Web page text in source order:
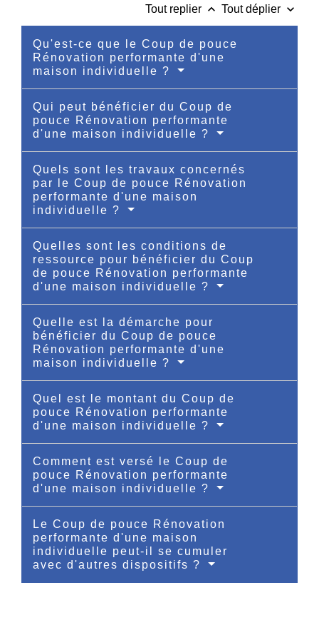
Tout replier keyboard_arrow_up Tout déplier keyboard_arrow_down
Qu'est-ce que le Coup de pouce
Rénovation performante d'une
maison individuelle ?
Qui peut bénéficier du Coup de
pouce Rénovation performante
d'une maison individuelle ?
Quels sont les travaux concernés
par le Coup de pouce Rénovation
performante d'une maison
individuelle ?
Quelles sont les conditions de
ressource pour bénéficier du Coup
de pouce Rénovation performante
d'une maison individuelle ?
Quelle est la démarche pour
bénéficier du Coup de pouce
Rénovation performante d'une
maison individuelle ?
Quel est le montant du Coup de
pouce Rénovation performante
d'une maison individuelle ?
Comment est versé le Coup de
pouce Rénovation performante
d'une maison individuelle ?
Le Coup de pouce Rénovation
performante d'une maison
individuelle peut-il se cumuler
avec d'autres dispositifs ?